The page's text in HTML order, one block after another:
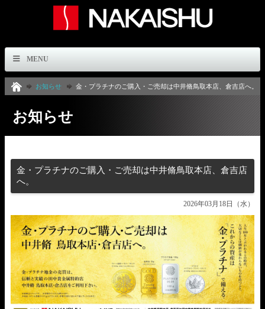
MENU
お知らせ 金・プラチナのご購入・ご売却は中井脩鳥取本店、倉吉店へ。
お知らせ
金・プラチナのご購入・ご売却は中井脩鳥取本店、倉吉店
へ。
2026年03月18日（水）